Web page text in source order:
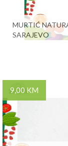
MURTIĆ
SARAJEVO
9,00 KM